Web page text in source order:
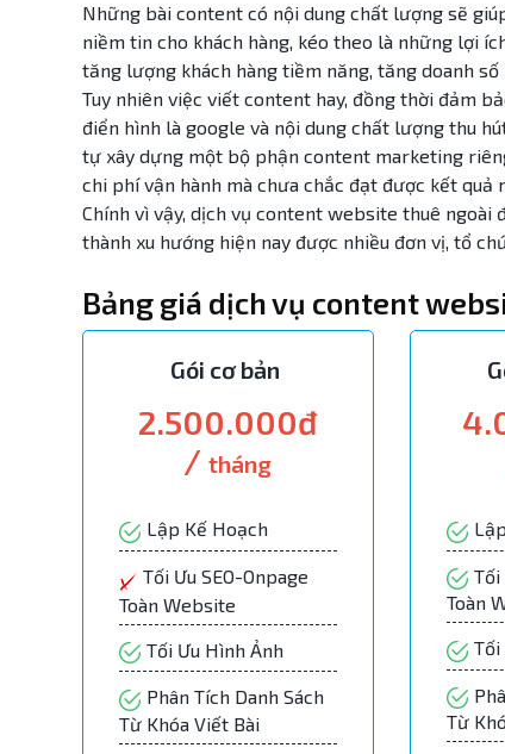
Những bài content có nội dung chất lượng sẽ
niềm tin cho khách hàng, kéo theo là những lợi
tăng lượng khách hàng tiềm năng, tăng doanh số
Tuy nhiên việc viết content hay, đồng thời đảm
điển hình là google và nội dung chất lượng thu
tự xây dựng một bộ phận content marketing
chi phí vận hành mà chưa chắc đạt được kết quả
Chính vì vậy, dịch vụ content website thuê
thành xu hướng hiện nay được nhiều đơn vị, tổ
Bảng giá dịch vụ content
Gói cơ bản
2.500.000đ
/tháng
Lập Kế Hoạch
Tối Ưu SEO-Onpage
Toàn Website
Tối Ưu Hình Ảnh
Phân Tích Danh Sách
Từ Khóa Viết Bài
Tối
Toàn
Tối
Từ